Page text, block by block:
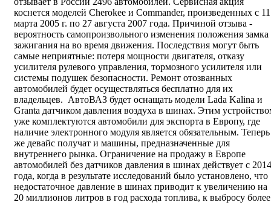
коснется моделей Cherokee и Commander, произведенных с 11
марта 2005 г. по 27 августа 2007 года. Причиной отзыва -
вероятность самопроизвольного изменения положения замка
зажигания на во время движения. Последствия могут быть
самые неприятные: потеря мощности двигателя, отказу
усилителя рулевого управления, тормозного усилителя или
системы подушек безопасности. Ремонт отозванных
автомобилей будет осуществляться бесплатно для их
владельцев. АвтоВАЗ будет оснащать модели Lada Kalina и
Granta датчиком давления воздуха в шинах. Этим
уже комплектуются автомобили для экспорта в Европу, где
наличие электронного модуля является обязательным. Теперь
же девайс получат и машины, предназначенные для
внутреннего рынка. Ограничение на продажу в Европе
автомобилей без датчиков давления в шинах действует с 2014
года, когда в результате исследований было установлено, что
недостаточное давление в шинах приводит к увеличению на
20 миллионов литров в год расхода топлива, к выбросу более